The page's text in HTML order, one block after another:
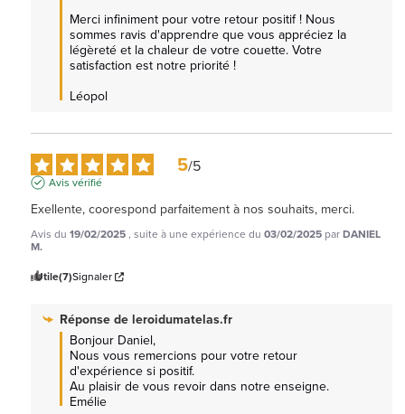
Merci infiniment pour votre retour positif ! Nous
sommes ravis d'apprendre que vous appréciez la
légèreté et la chaleur de votre couette. Votre
satisfaction est notre priorité !
Léopol
5/5
Avis vérifié
Exellente, coorespond parfaitement à nos souhaits, merci.
Avis du 19/02/2025, suite à une expérience du 03/02/2025 parDANIEL
M.
Utile(7)Signaler
Réponse de leroidumatelas.fr
Bonjour Daniel,
Nous vous remercions pour votre retour
d'expérience si positif.
Au plaisir de vous revoir dans notre enseigne.
Emélie